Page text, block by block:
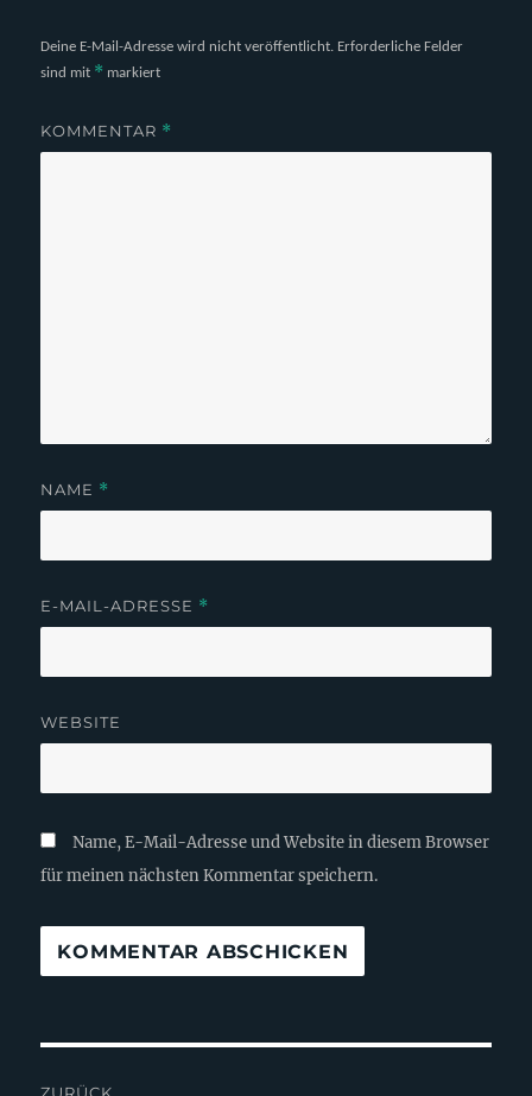
Deine E-Mail-Adresse wird nicht veröffentlicht. Erforderliche Felder
sind mit * markiert
KOMMENTAR *
NAME *
E-MAIL-ADRESSE *
WEBSITE
Name, E-Mail-Adresse und Website in diesem Browser
für meinen nächsten Kommentar speichern.